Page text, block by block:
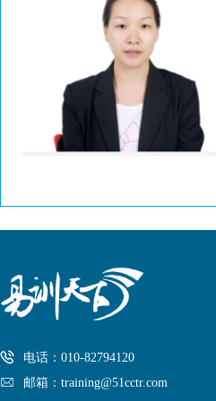
电话：010-82794120
邮箱：training@51cctr.com